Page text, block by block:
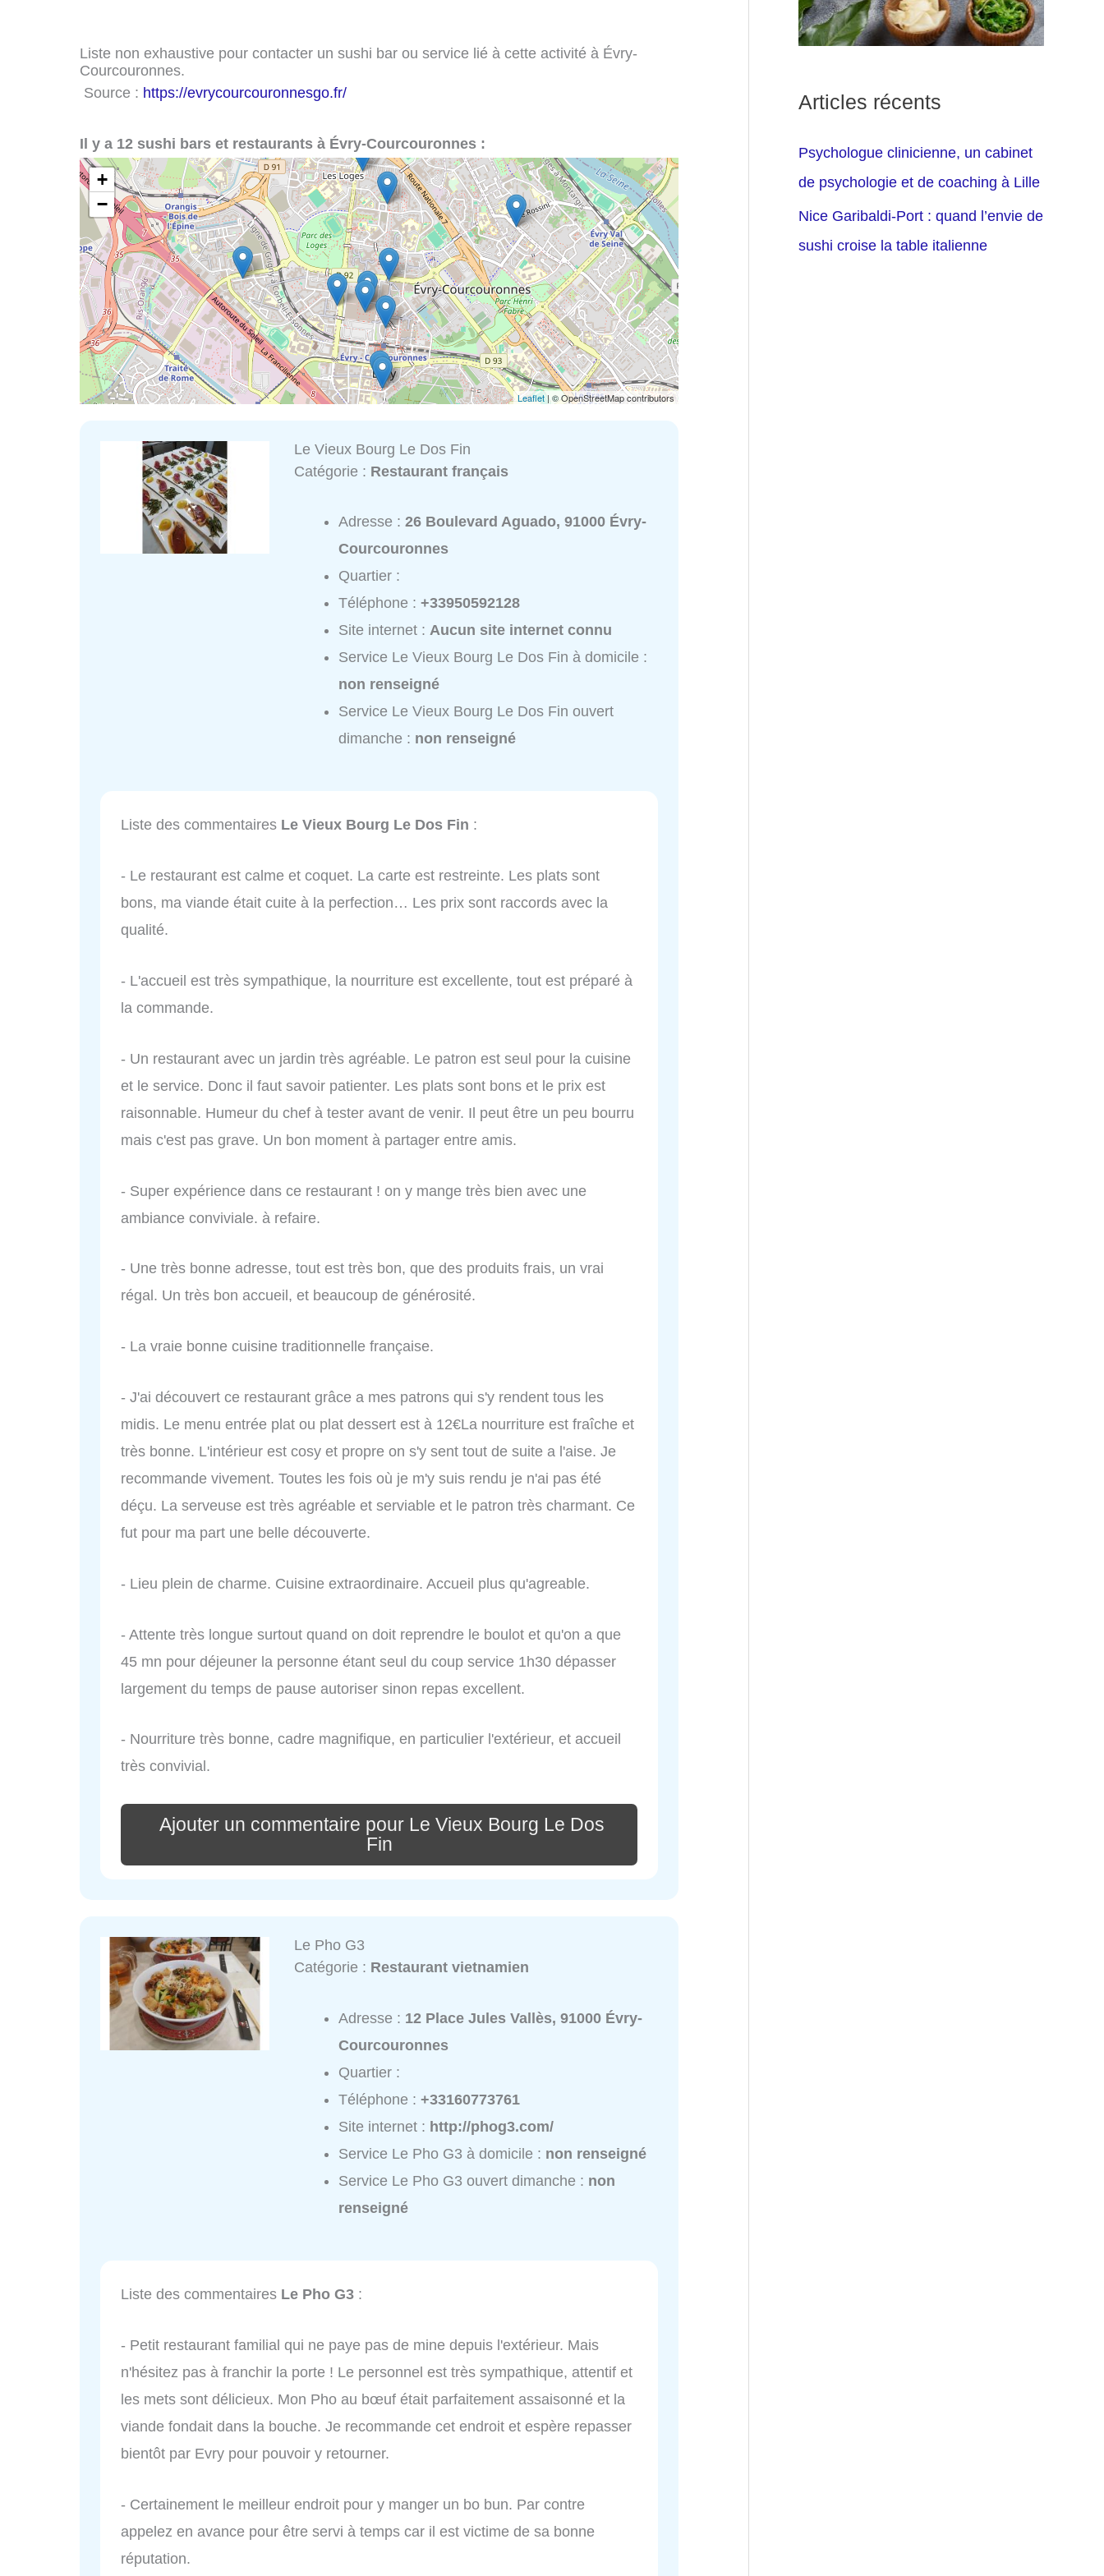
Liste non exhaustive pour contacter un sushi bar ou service lié à cette activité à Évry-
Courcouronnes.
Source : https://evrycourcouronnesgo.fr/
Il y a 12 sushi bars et restaurants à Évry-Courcouronnes :
+
−
Leaflet| © OpenStreetMap contributors
Le Vieux Bourg Le Dos Fin
Catégorie : Restaurant français
Adresse :26 Boulevard Aguado, 91000 Évry-
Courcouronnes
Quartier :
Téléphone :+33950592128
Site internet :Aucun site internet connu
Service Le Vieux Bourg Le Dos Fin à domicile :
non renseigné
Service Le Vieux Bourg Le Dos Fin ouvert
dimanche : non renseigné
Liste des commentaires Le Vieux Bourg Le Dos Fin :
- Le restaurant est calme et coquet. La carte est restreinte. Les plats sont
bons, ma viande était cuite à la perfection… Les prix sont raccords avec la
qualité.
- L'accueil est très sympathique, la nourriture est excellente, tout est préparé à
la commande.
- Un restaurant avec un jardin très agréable. Le patron est seul pour la cuisine
et le service. Donc il faut savoir patienter. Les plats sont bons et le prix est
raisonnable. Humeur du chef à tester avant de venir. Il peut être un peu bourru
mais c'est pas grave. Un bon moment à partager entre amis.
- Super expérience dans ce restaurant ! on y mange très bien avec une
ambiance conviviale. à refaire.
- Une très bonne adresse, tout est très bon, que des produits frais, un vrai
régal. Un très bon accueil, et beaucoup de générosité.
- La vraie bonne cuisine traditionnelle française.
- J'ai découvert ce restaurant grâce a mes patrons qui s'y rendent tous les
midis. Le menu entrée plat ou plat dessert est à 12€La nourriture est fraîche et
très bonne. L'intérieur est cosy et propre on s'y sent tout de suite a l'aise. Je
recommande vivement. Toutes les fois où je m'y suis rendu je n'ai pas été
déçu. La serveuse est très agréable et serviable et le patron très charmant. Ce
fut pour ma part une belle découverte.
- Lieu plein de charme. Cuisine extraordinaire. Accueil plus qu'agreable.
- Attente très longue surtout quand on doit reprendre le boulot et qu'on a que
45 mn pour déjeuner la personne étant seul du coup service 1h30 dépasser
largement du temps de pause autoriser sinon repas excellent.
- Nourriture très bonne, cadre magnifique, en particulier l'extérieur, et accueil
très convivial.
Ajouter un commentaire pour Le Vieux Bourg Le Dos
Fin
Le Pho G3
Catégorie : Restaurant vietnamien
Adresse : 12 Place Jules Vallès, 91000 Évry-
Courcouronnes
Quartier :
Téléphone :+33160773761
Site internet : http://phog3.com/
Service Le Pho G3 à domicile : non renseigné
Service Le Pho G3 ouvert dimanche : non
renseigné
Liste des commentaires Le Pho G3 :
- Petit restaurant familial qui ne paye pas de mine depuis l'extérieur. Mais
n'hésitez pas à franchir la porte ! Le personnel est très sympathique, attentif et
les mets sont délicieux. Mon Pho au bœuf était parfaitement assaisonné et la
viande fondait dans la bouche. Je recommande cet endroit et espère repasser
bientôt par Evry pour pouvoir y retourner.
- Certainement le meilleur endroit pour y manger un bo bun. Par contre
appelez en avance pour être servi à temps car il est victime de sa bonne
réputation.
Articles récents
Psychologue clinicienne, un cabinet
de psychologie et de coaching à Lille
Nice Garibaldi-Port : quand l’envie de
sushi croise la table italienne